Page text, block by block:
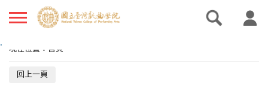
.
現在位置 ： 首頁
回上一頁